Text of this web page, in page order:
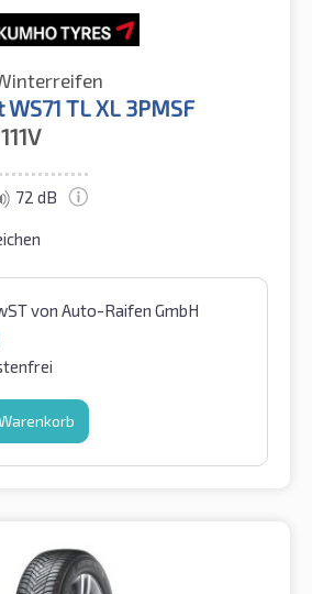
TL XL 3PMSF
111V
72 dB
von Auto-Raifen GmbH